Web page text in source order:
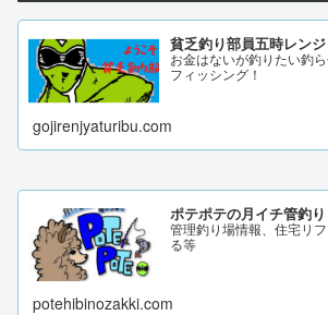
貧乏釣り部員五時レン
お金はないが釣りたい釣
フィッシング！
gojirenjyaturibu.com
ポテポテの月イチ管
管理釣り場情報、住宅リ
る等
potehibinozakki.com